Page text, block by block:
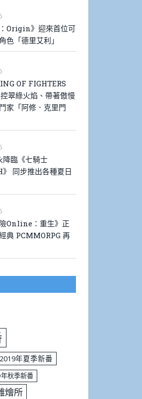
：Origin》迎來首位可
色「德里艾利」
OF FIGHTERS
翠綠火焰、帶著傲慢
家「阿修．克里門
降臨《七騎士
》 同步推出各種夏日
險Online：重生》正
典 PCMMORPG 再
2019年夏季新番
秋季新番
燴所